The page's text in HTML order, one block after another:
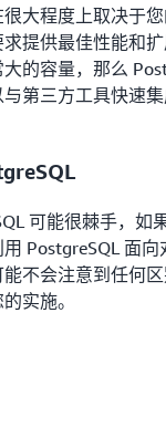
大程度上取决于您
提供最佳性能和
的容量，那么
第三方工具快速
可能很棘手，如
PostgreSQL 面
不会注意到任何
实施。